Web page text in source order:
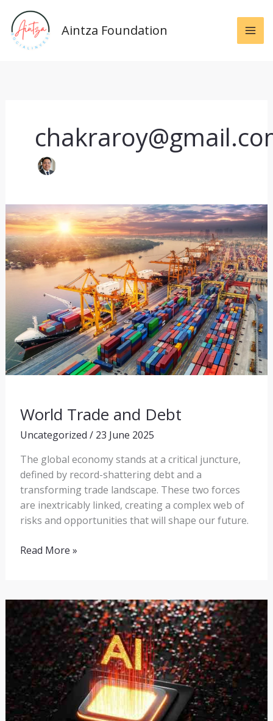
content
Aintza Foundation
World Trade and Debt
Uncategorized / 23 June 2025
The global economy stands at a critical juncture,
defined by record-shattering debt and a
transforming trade landscape. These two forces
are inextricably linked, creating a complex web of
risks and opportunities that will shape our future.
World
Trade
and
Debt
Read More »
China
dan
Era
Baru
Komputasi:
Ketika
Mesin
Mulai